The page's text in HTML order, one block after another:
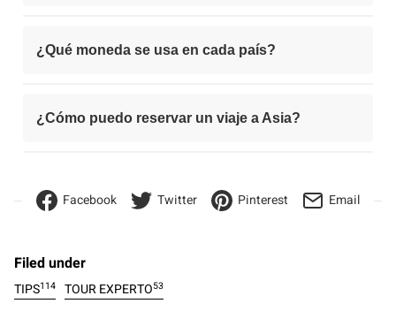
¿Qué moneda se usa en cada país?
¿Cómo puedo reservar un viaje a Asia?
Facebook Twitter Pinterest Email
Filed under
TIPS114 TOUR EXPERTO53